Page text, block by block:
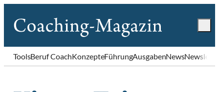
ToolsBeruf CoachKonzepteFührungAusgabenNews